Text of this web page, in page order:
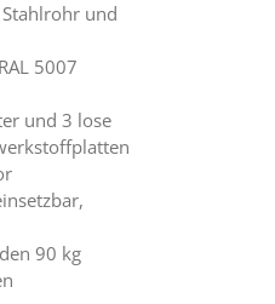
und
5007
und 3 lose
90 kg